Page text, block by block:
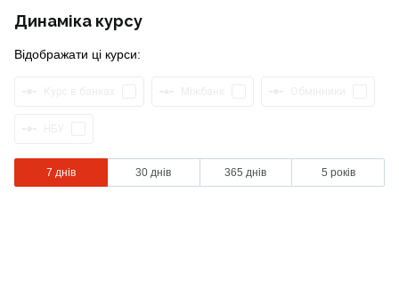
Динаміка курсу
Відображати ці курси:
7 днів 30 днів 365 днів 5 років